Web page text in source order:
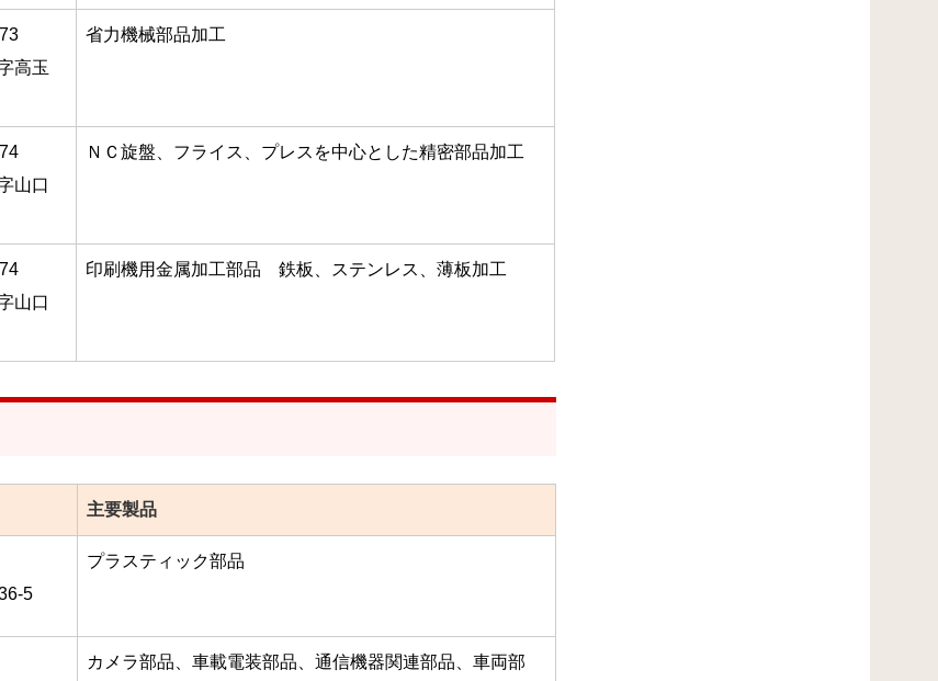
高玉
省力機械部品加工
山口
ＮＣ旋盤、フライス、プレスを中心とした精密部品加工
山口
印刷機用金属加工部品 鉄板、ステンレス、薄板加工
主要製品
5
プラスティック部品
カメラ部品、車載電装部品、通信機器関連部品、車両部